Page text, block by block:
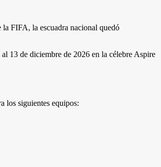
la FIFA, la escuadra nacional quedó
13 de diciembre de 2026 en la célebre Aspire
los siguientes equipos: